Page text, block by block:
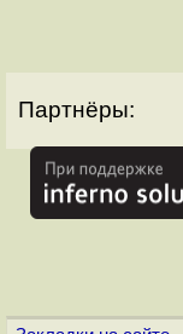
Партнёры: